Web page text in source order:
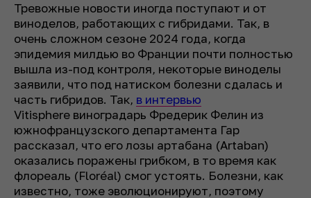
Тревожные новости иногда поступают и от
виноделов, работающих с гибридами. Так, в
очень сложном сезоне 2024 года, когда
эпидемия милдью во Франции почти полностью
вышла из-под контроля, некоторые виноделы
заявили, что под натиском болезни сдалась и
часть гибридов. Так, в интервью
Vitisphere виноградарь Фредерик Фелин из
южнофранцузского департамента Гар
рассказал, что его лозы артабана (Artaban)
оказались поражены грибком, в то время как
флореаль (Floréal) смог устоять. Болезни, как
известно, тоже эволюционируют, поэтому